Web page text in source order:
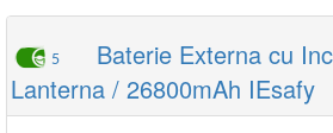
5
Baterie Externa cu
Lanterna / 26800mAh IEsafy